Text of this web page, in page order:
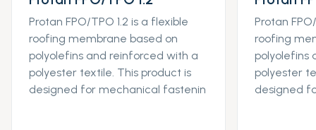
Protan FPO/TPO 1.2 is a flexible
roofing membrane based on
polyolefins and reinforced with a
polyester textile. This product is
designed for mechanical fastenin
Protan
roofing
polyolefins
polyester
designed